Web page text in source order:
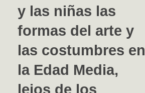
y las niñas las
formas del arte y
las costumbres en
la Edad Media,
lejos de los